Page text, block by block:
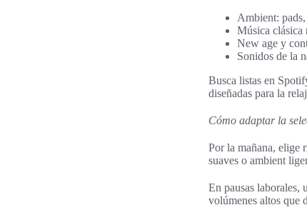
Ambient:
Música clásica
New age y
Sonidos de la
Busca listas en
diseñadas para la
Cómo adaptar la
Por la mañana, elige
suaves o ambient
En pausas laborales,
volúmenes altos que